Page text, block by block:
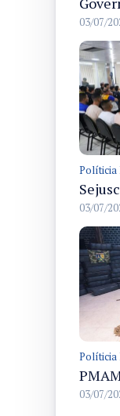
03/07/
Políticia
03/07/
Políticia
03/07/